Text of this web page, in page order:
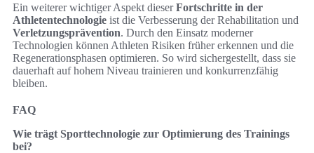
Ein weiterer wichtiger Aspekt dieserFortschritte in der
Athletentechnologie ist die Verbesserung der Rehabilitation und
Verletzungsprävention. Durch den Einsatz moderner
Technologien können Athleten Risiken früher erkennen und die
Regenerationsphasen optimieren. So wird sichergestellt, dass sie
dauerhaft auf hohem Niveau trainieren und konkurrenzfähig
bleiben.
FAQ
Wie trägt Sporttechnologie zur Optimierung des Trainings
bei?